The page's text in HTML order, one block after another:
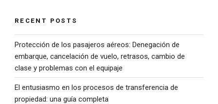
RECENT POSTS
Protección de los pasajeros aéreos: Denegación de
embarque, cancelación de vuelo, retrasos, cambio de
clase y problemas con el equipaje
El entusiasmo en los procesos de transferencia de
propiedad: una guía completa